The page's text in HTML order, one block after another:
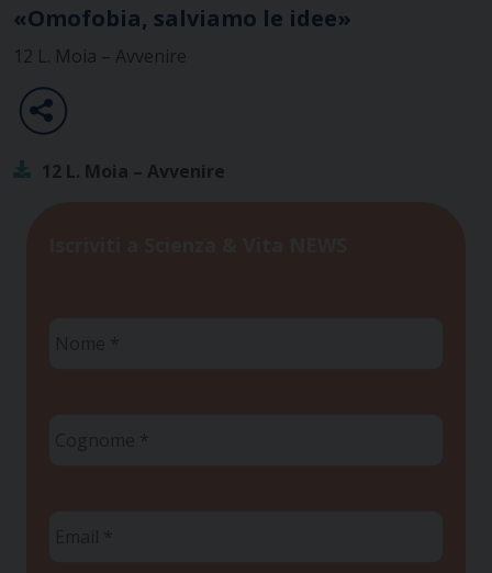
«Omofobia, salviamo le idee»
12 L. Moia – Avvenire
12 L. Moia – Avvenire